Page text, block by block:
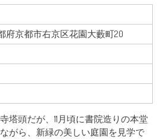
府京都市右京区花園大藪町20
塔頭だが、11月頃に書院造りの本堂
がら、新緑の美しい庭園を見学で